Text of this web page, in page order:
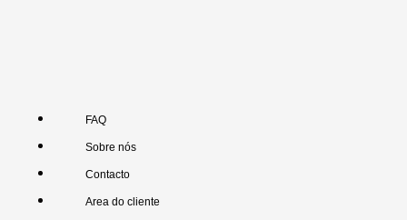
FAQ
Sobre nós
Contacto
Area do cliente